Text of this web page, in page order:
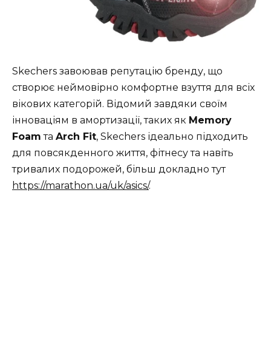
Skechers завоював репутацію бренду, що
створює неймовірно комфортне взуття для всіх
вікових категорій. Відомий завдяки своїм
інноваціям в амортизації, таких як Memory
Foam та Arch Fit, Skechers ідеально підходить
для повсякденного життя, фітнесу та навіть
тривалих подорожей, більш докладно тут
https://marathon.ua/uk/asics/.